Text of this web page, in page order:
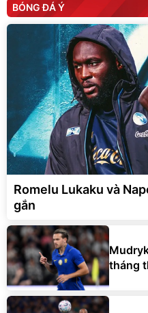
BÓNG ĐÁ Ý
Romelu Lukaku và
gắn
tháng